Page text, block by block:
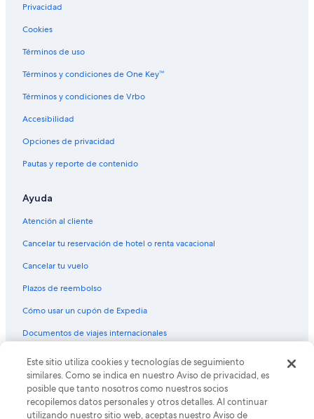
Privacidad
Cookies
Términos de uso
Términos y condiciones de One Key™
Términos y condiciones de Vrbo
Accesibilidad
Opciones de privacidad
Pautas y reporte de contenido
Ayuda
Atención al cliente
Cancelar tu reservación de hotel o renta vacacional
Cancelar tu vuelo
Plazos de reembolso
Cómo usar un cupón de Expedia
Documentos de viajes internacionales
© 2026 Expedia, Inc., una empresa de Expedia Group. Todos los
derechos reservados. Expedia y el logo de Expedia son marcas
registradas o marcas comerciales de Expedia, Inc. CST# 2029030-50.
Este sitio utiliza cookies y tecnologías de seguimiento
similares. Como se indica en nuestro Aviso de privacidad, es
posible que tanto nosotros como nuestros socios
recopilemos datos personales y otros detalles. Al continuar
utilizando nuestro sitio web, aceptas nuestro Aviso de